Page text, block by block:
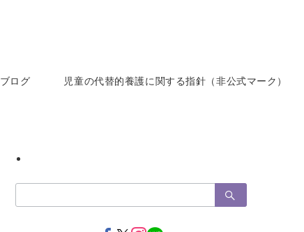
ブログ 児童の代替的養護に関する指針（非公式マーク）
索：